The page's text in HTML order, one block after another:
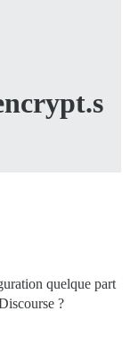
quelque part
?